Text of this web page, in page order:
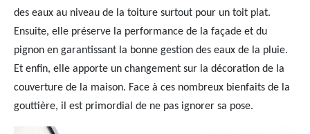
des eaux au niveau de la toiture surtout pour un toit plat.
Ensuite, elle préserve la performance de la façade et du
pignon en garantissant la bonne gestion des eaux de la pluie.
Et enfin, elle apporte un changement sur la décoration de la
couverture de la maison. Face à ces nombreux bienfaits de la
gouttière, il est primordial de ne pas ignorer sa pose.